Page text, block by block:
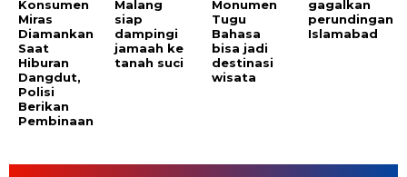
Konsumen
Miras
Diamankan
Saat
Hiburan
Dangdut,
Polisi
Berikan
Pembinaan
Malang
siap
dampingi
jamaah ke
tanah suci
Monumen
Tugu
Bahasa
bisa jadi
destinasi
wisata
gagalkan
perundingan
Islamabad